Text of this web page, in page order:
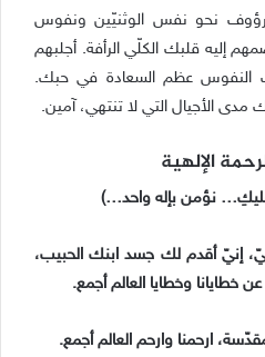
نحو نفس الوثنيّين ونفوس
إليه قلبك الكلّي الرأفة. أجلبهم
النفوس عظم السعادة في حبك.
الأجيال التي لا تنتهي، آمين.
الإلهية
عليكِ… نؤمن بإله واحد…)
إنيّ أقدم لك جسد ابنك الحبيب،
وخطايا العالم أجمع.
ارحمنا وارحم العالم أجمع.